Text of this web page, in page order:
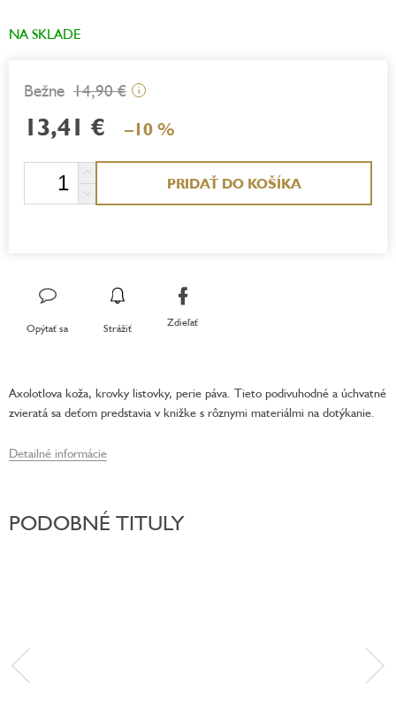
NA SKLADE
14,90 € i
13,41 € –10 %
PRIDAŤ DO KOŠÍKA
Opýtať sa Strážiť Zdieľať
Axolotlova koža, krovky listovky, perie páva. Tieto podivuhodné a úchvatné
zvieratá sa deťom predstavia v knižke s rôznymi materiálmi na dotýkanie.
Detailné informácie
PODOBNÉ TITULY